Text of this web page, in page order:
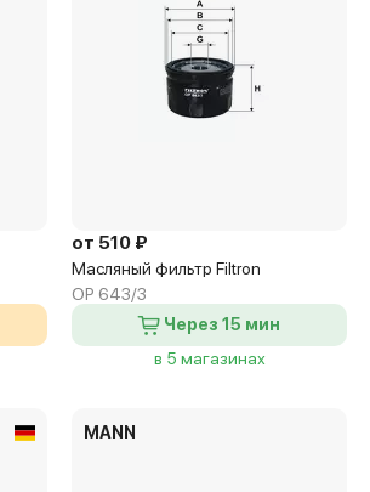
от 510 ₽
Масляный фильтр Filtron
OP 643/3
Через 15 мин
в 5 магазинах
MANN